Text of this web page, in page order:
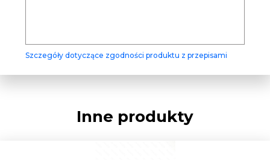
Szczegóły dotyczące zgodności produktu z przepisami
Inne produkty